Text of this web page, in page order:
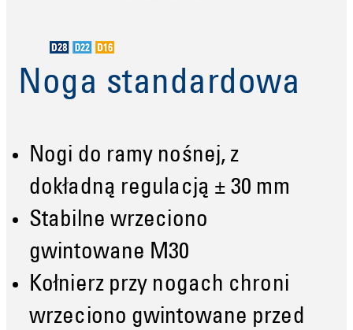
Noga standardowa
Nogi do ramy nośnej, z
dokładną regulacją ± 30 mm
Stabilne wrzeciono
gwintowane M30
Kołnierz przy nogach chroni
wrzeciono gwintowane przed